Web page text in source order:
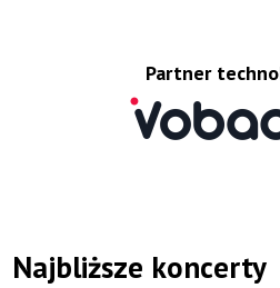
Partner
Najbliższe koncerty